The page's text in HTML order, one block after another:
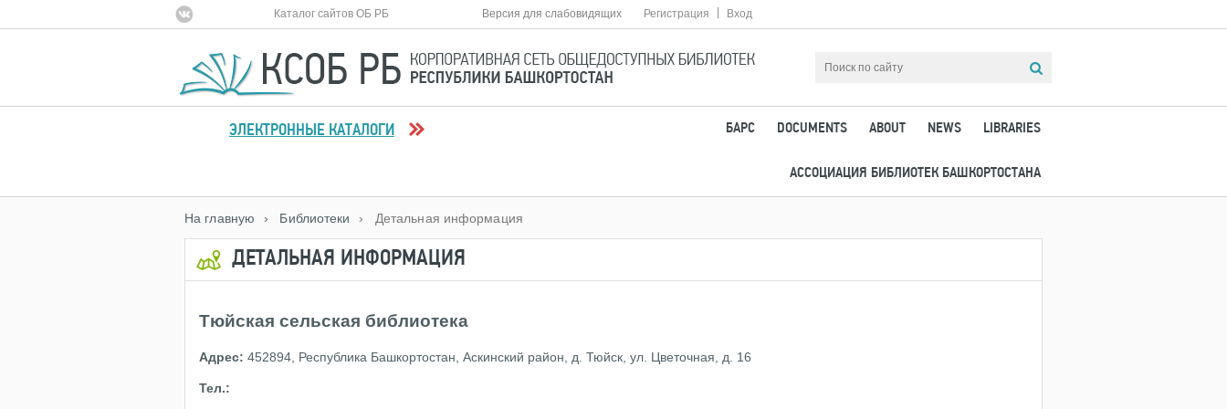
Каталог сайтов ОБ РБ Версия для слабовидящих Вход
Регистрация
ЭЛЕКТРОННЫЕ КАТАЛОГИ LIBRARIES
NEWS
ABOUT
DOCUMENTS
БАРС
АССОЦИАЦИЯ БИБЛИОТЕК БАШКОРТОСТАНА
На главную › Библиотеки › Детальная информация
ДЕТАЛЬНАЯ ИНФОРМАЦИЯ
Тюйская сельская библиотека
Адрес: 452894, Республика Башкортостан, Аскинский район, д. Тюйск, ул. Цветочная, д. 16
Тел.: